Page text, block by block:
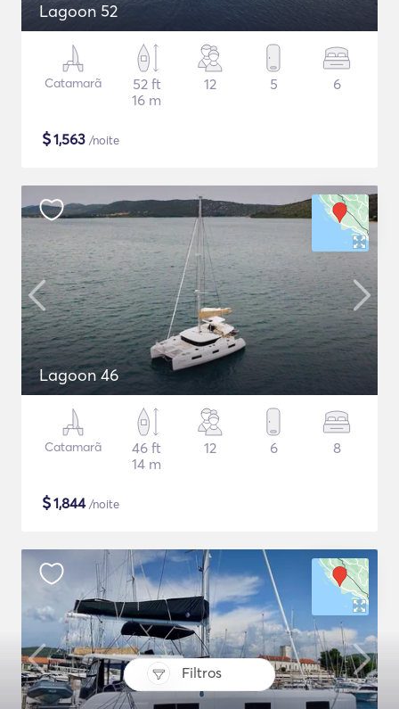
Filtros
Lagoon 52
Catamarã
52 ft
16 m
12 5 6
$1,563 /noite
Lagoon 46
Catamarã
46 ft
14 m
12 6 8
$1,844/noite